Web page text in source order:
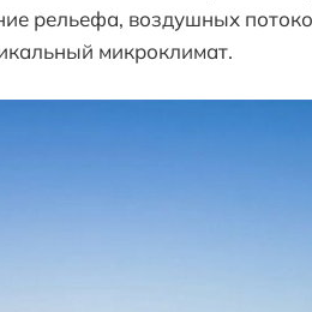
рельефа, воздушных
микроклимат.